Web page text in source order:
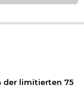
der limitierten 75